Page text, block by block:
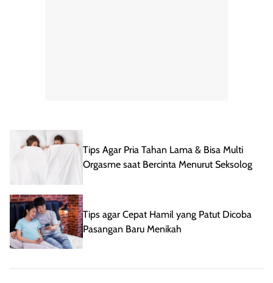
Tips Agar Pria Tahan Lama & Bisa Multi
Orgasme saat Bercinta Menurut Seksolog
Tips agar Cepat Hamil yang Patut Dicoba
Pasangan Baru Menikah